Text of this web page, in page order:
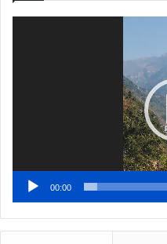
00:00